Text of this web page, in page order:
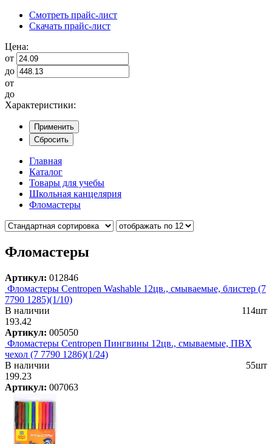
Смотреть прайс-лист
Скачать прайс-лист
Цена:
от
до
от
до
Характеристики:
Применить
Сбросить
Главная
Каталог
Товары для учебы
Школьная канцелярия
Фломастеры
Фломастеры
Артикул: 012846
Фломастеры Centropen Washable 12цв., смываемые, блистер (7
7790 1285)(1/10)
В наличии
114шт
193.42
Артикул: 005050
Фломастеры Centropen Пингвины 12цв., смываемые, ПВХ
чехол (7 7790 1286)(1/24)
В наличии
55шт
199.23
Артикул: 007063